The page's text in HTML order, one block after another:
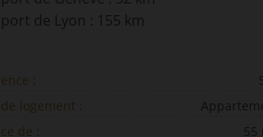
de Lyon : 155 km
:
logement :
de :
55